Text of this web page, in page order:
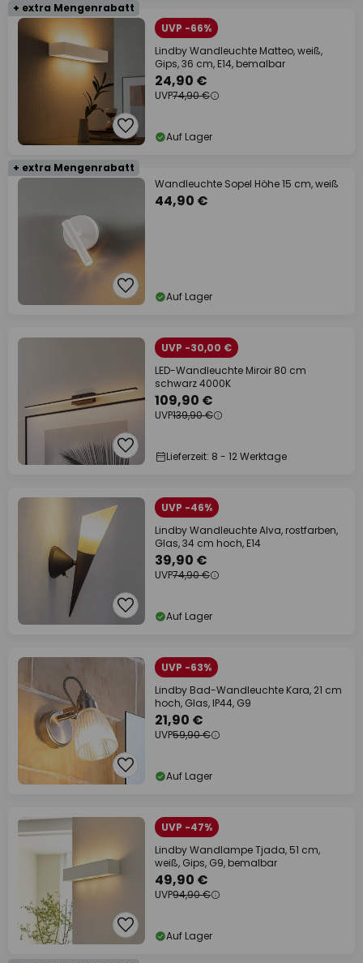
+ extra Mengenrabatt
UVP -66%
Lindby Wandleuchte Matteo, weiß,
Gips, 36 cm, E14, bemalbar
24,90 €
UVP74,90 €
Auf Lager
+ extra Mengenrabatt
Wandleuchte Sopel Höhe 15 cm, weiß
44,90 €
Auf Lager
UVP -30,00 €
LED-Wandleuchte Miroir 80 cm
schwarz 4000K
109,90 €
UVP139,90 €
Lieferzeit: 8 - 12 Werktage
UVP -46%
Lindby Wandleuchte Alva, rostfarben,
Glas, 34 cm hoch, E14
39,90 €
UVP74,90 €
Auf Lager
UVP -63%
Lindby Bad-Wandleuchte Kara, 21 cm
hoch, Glas, IP44, G9
21,90 €
UVP59,90 €
Auf Lager
UVP -47%
Lindby Wandlampe Tjada, 51 cm,
weiß, Gips, G9, bemalbar
49,90 €
UVP94,90 €
Auf Lager